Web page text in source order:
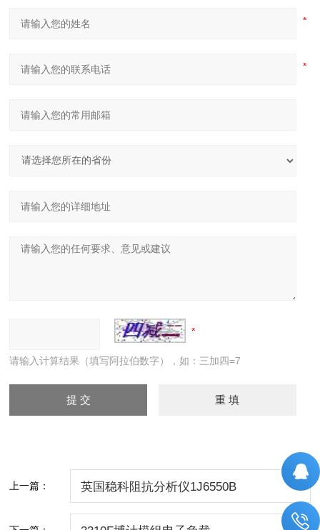
请输入计算结果（填写阿拉伯数字），如：三加四=7
上一篇： 英国稳科阻抗分析仪1J6550B